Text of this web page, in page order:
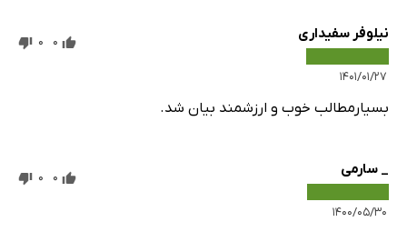
نیلوفر سفیداری
۱۴۰۱/۰۱/۲۷
0
0
بسیارمطالب خوب و ارزشمند بیان شد.
_ سارمی
۱۴۰۰/۰۵/۳۰
0
0